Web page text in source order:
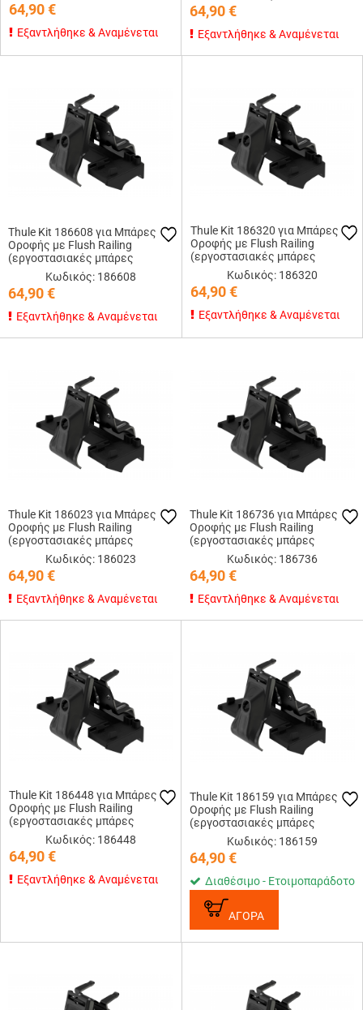
64,90€
Εξαντλήθηκε & Αναμένεται
64,90€
Εξαντλήθηκε & Αναμένεται
Thule Kit 186608 για Μπάρες
Οροφής με Flush Railing
(εργοστασιακές μπάρες
εφαπτόμενες στην οροφή)
Κωδικός: 186608
64,90€
Εξαντλήθηκε & Αναμένεται
Thule Kit 186320 για Μπάρες
Οροφής με Flush Railing
(εργοστασιακές μπάρες
εφαπτόμενες στην οροφή)
Κωδικός: 186320
64,90€
Εξαντλήθηκε & Αναμένεται
Thule Kit 186023 για Μπάρες
Οροφής με Flush Railing
(εργοστασιακές μπάρες
εφαπτόμενες στην οροφή)
Κωδικός: 186023
64,90€
Εξαντλήθηκε & Αναμένεται
Thule Kit 186736 για Μπάρες
Οροφής με Flush Railing
(εργοστασιακές μπάρες
εφαπτόμενες στην οροφή)
Κωδικός: 186736
64,90€
Εξαντλήθηκε & Αναμένεται
Thule Kit 186448 για Μπάρες
Οροφής με Flush Railing
(εργοστασιακές μπάρες
εφαπτόμενες στην οροφή)
Κωδικός: 186448
64,90€
Εξαντλήθηκε & Αναμένεται
Thule Kit 186159 για Μπάρες
Οροφής με Flush Railing
(εργοστασιακές μπάρες
εφαπτόμενες στην οροφή)
Κωδικός: 186159
64,90€
Διαθέσιμο - Ετοιμοπαράδοτο
ΑΓΟΡΑ